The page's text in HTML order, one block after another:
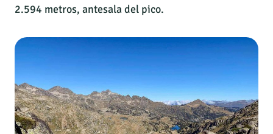
2.594 metros, antesala del pico.